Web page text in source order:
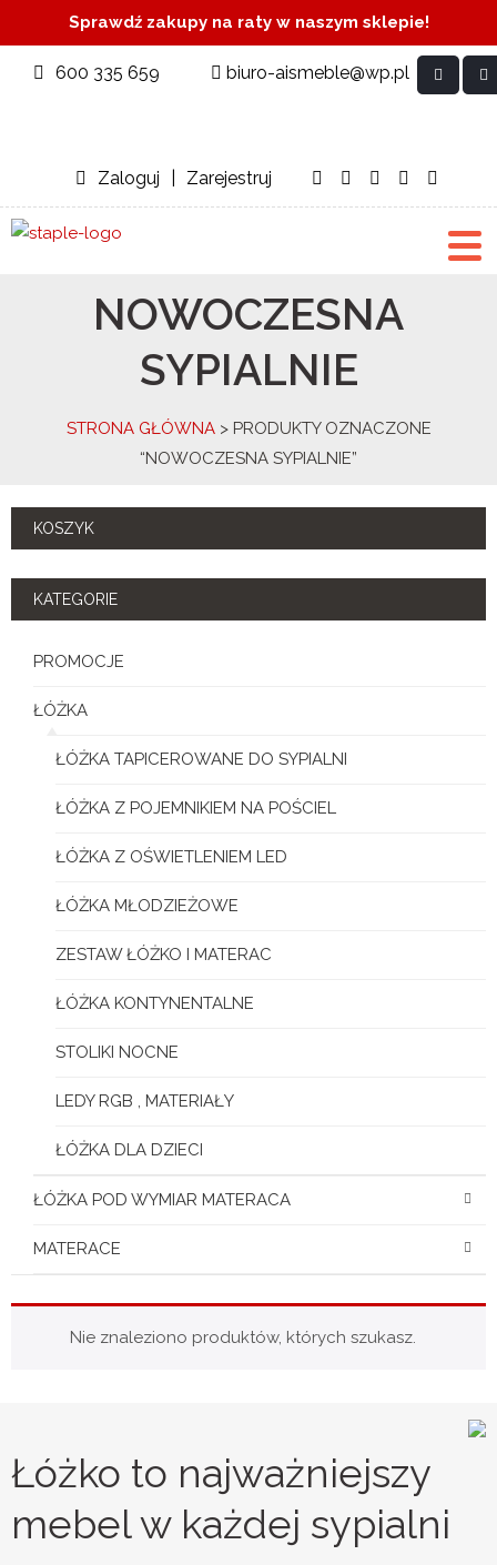
Sprawdź zakupy na raty w naszym sklepie!
600 335 659 biuro-aismeble@wp.pl
Zaloguj Zarejestruj
NOWOCZESNA
SYPIALNIE
STRONA GŁÓWNA> PRODUKTY OZNACZONE
“NOWOCZESNA SYPIALNIE”
KOSZYK
KATEGORIE
PROMOCJE
ŁÓŻKA
ŁÓŻKA TAPICEROWANE DO SYPIALNI
ŁÓŻKA Z POJEMNIKIEM NA POŚCIEL
ŁÓŻKA Z OŚWIETLENIEM LED
ŁÓŻKA MŁODZIEŻOWE
ZESTAW ŁÓŻKO I MATERAC
ŁÓŻKA KONTYNENTALNE
STOLIKI NOCNE
LEDY RGB , MATERIAŁY
ŁÓŻKA DLA DZIECI
ŁÓŻKA POD WYMIAR MATERACA
MATERACE
Nie znaleziono produktów, których szukasz.
Łóżko to najważniejszy
mebel w każdej sypialni